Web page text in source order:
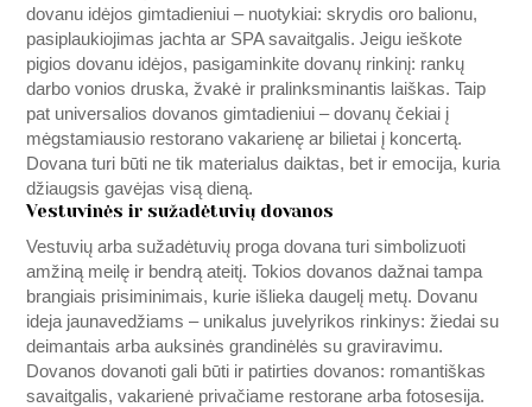
dovanu idėjos gimtadieniui – nuotykiai: skrydis oro balionu,
pasiplaukiojimas jachta ar SPA savaitgalis. Jeigu ieškote
pigios dovanu idėjos, pasigaminkite dovanų rinkinį: rankų
darbo vonios druska, žvakė ir pralinksminantis laiškas. Taip
pat universalios dovanos gimtadieniui – dovanų čekiai į
mėgstamiausio restorano vakarienę ar bilietai į koncertą.
Dovana turi būti ne tik materialus daiktas, bet ir emocija, kuria
džiaugsis gavėjas visą dieną.
Vestuvinės ir sužadėtuvių dovanos
Vestuvių arba sužadėtuvių proga dovana turi simbolizuoti
amžiną meilę ir bendrą ateitį. Tokios dovanos dažnai tampa
brangiais prisiminimais, kurie išlieka daugelį metų. Dovanu
ideja jaunavedžiams – unikalus juvelyrikos rinkinys: žiedai su
deimantais arba auksinės grandinėlės su graviravimu.
Dovanos dovanoti gali būti ir patirties dovanos: romantiškas
savaitgalis, vakarienė privačiame restorane arba fotosesija.